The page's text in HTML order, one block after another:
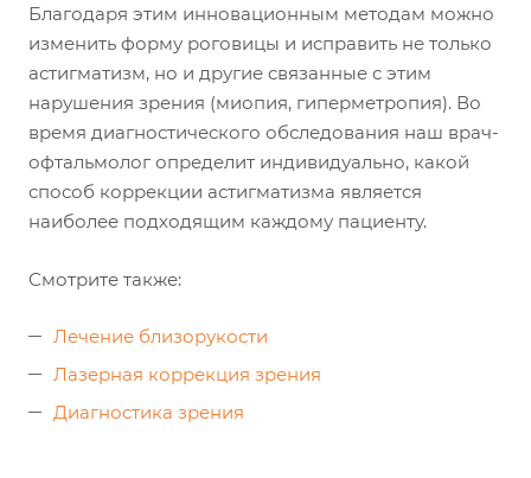
Благодаря этим инновационным методам можно
изменить форму роговицы и исправить не только
астигматизм, но и другие связанные с этим
нарушения зрения (миопия, гиперметропия). Во
время диагностического обследования наш врач-
офтальмолог определит индивидуально, какой
способ коррекции астигматизма является
наиболее подходящим каждому пациенту.
Смотрите также:
Лечение близорукости
Лазерная коррекция зрения
Диагностика зрения